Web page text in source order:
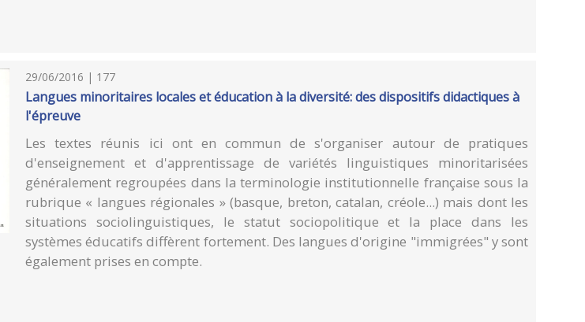
29/06/2016 | 177
Langues minoritaires locales et éducation à la diversité: des dispositifs didactiques à
l'épreuve
Les textes réunis ici ont en commun de s'organiser autour de pratiques
d'enseignement et d'apprentissage de variétés linguistiques minoritarisées
généralement regroupées dans la terminologie institutionnelle française sous la
rubrique « langues régionales » (basque, breton, catalan, créole...) mais dont les
situations sociolinguistiques, le statut sociopolitique et la place dans les
systèmes éducatifs diffèrent fortement. Des langues d'origine "immigrées" y sont
également prises en compte.